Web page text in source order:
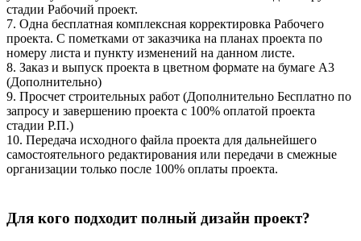
стадии Рабочий проект.
7. Одна бесплатная комплексная корректировка Рабочего
проекта. С пометками от заказчика на планах проекта по
номеру листа и пункту изменений на данном листе.
8. Заказ и выпуск проекта в цветном формате на бумаге А3
(Дополнительно)
9. Просчет строительных работ (Дополнительно Бесплатно по
запросу и завершению проекта с 100% оплатой проекта
стадии Р.П.)
10. Передача исходного файла проекта для дальнейшего
самостоятельного редактирования или передачи в смежные
организации только после 100% оплаты проекта.
Для кого подходит полный дизайн проект?